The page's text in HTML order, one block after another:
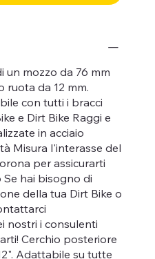
un mozzo da 76 mm
ruota da 12 mm.
con tutti i bracci
e Dirt Bike Raggi e
in acciaio
Misura l'interasse del
per assicurarti
hai bisogno di
della tua Dirt Bike o
nostri i consulenti
Cerchio posteriore
Adattabile su tutte